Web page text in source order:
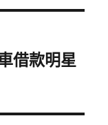
借款明星